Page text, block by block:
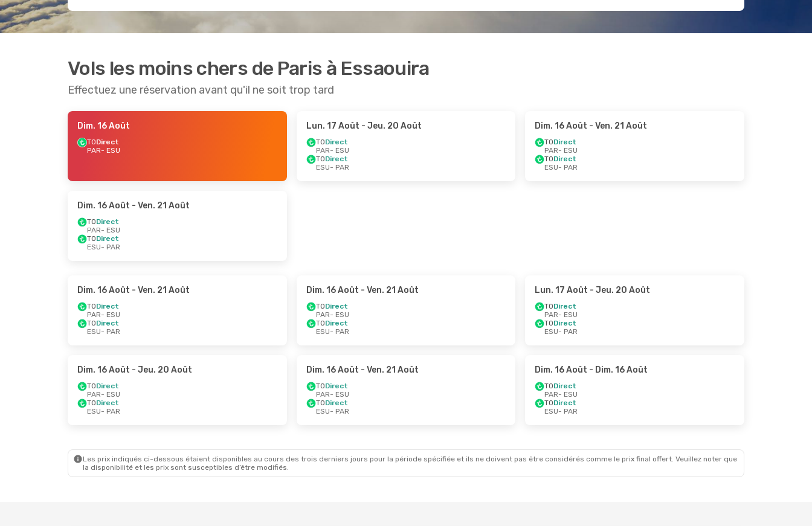
Vols les moins chers de Paris à Essaouira
Effectuez une réservation avant qu'il ne soit trop tard
Dim. 16 Août
TODirect
PAR- ESU
Lun. 17 Août - Jeu. 20 Août
TODirect
PAR- ESU
TODirect
ESU- PAR
Dim. 16 Août - Ven. 21 Août
TODirect
PAR- ESU
TODirect
ESU- PAR
Dim. 16 Août - Ven. 21 Août
TODirect
PAR- ESU
TODirect
ESU- PAR
Dim. 16 Août - Ven. 21 Août
TODirect
PAR- ESU
TODirect
ESU- PAR
Dim. 16 Août - Ven. 21 Août
TODirect
PAR- ESU
TODirect
ESU- PAR
Lun. 17 Août - Jeu. 20 Août
TODirect
PAR- ESU
TODirect
ESU- PAR
Dim. 16 Août - Jeu. 20 Août
TODirect
PAR- ESU
TODirect
ESU- PAR
Dim. 16 Août - Ven. 21 Août
TODirect
PAR- ESU
TODirect
ESU- PAR
Dim. 16 Août - Dim. 16 Août
TODirect
PAR- ESU
TODirect
ESU- PAR
Les prix indiqués ci-dessous étaient disponibles au cours des trois derniers jours pour la période spécifiée et ils ne doivent pas être considérés comme le prix final offert. Veuillez noter que
la disponibilité et les prix sont susceptibles d’être modifiés.